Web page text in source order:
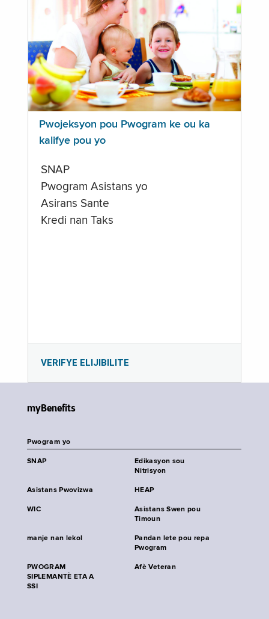
Pwojeksyon pou Pwogram ke ou ka
kalifye pou yo
SNAP
Pwogram Asistans yo
Asirans Sante
Kredi nan Taks
VERIFYE ELIJIBILITE
myBenefits
Pwogram yo
SNAP
Edikasyon sou
Nitrisyon
Asistans Pwovizwa HEAP
WIC
Asistans Swen pou
Timoun
manje nan lekol
Pandan lete pou repa
Pwogram
PWOGRAM
SIPLEMANTÈ ETA A
SSI
Afè Veteran